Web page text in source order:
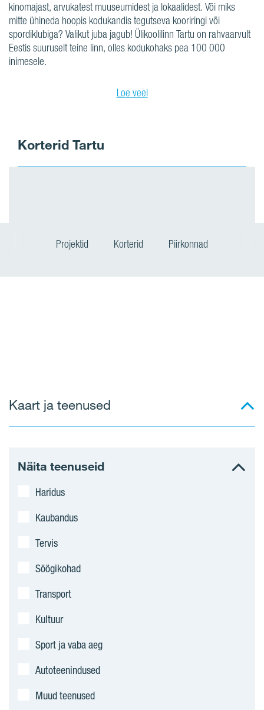
kinomajast, arvukatest muuseumidest ja lokaalidest. Või miks
mitte ühineda hoopis kodukandis tegutseva kooriringi või
spordiklubiga? Valikut juba jagub! Ülikoolilinn Tartu on rahvaarvult
Eestis suuruselt teine linn, olles kodukohaks pea 100 000
inimesele.
Loe veel
Korterid Tartu
Projektid Korterid Piirkonnad
Kaart ja teenused
Näita teenuseid
Haridus
Kaubandus
Tervis
Söögikohad
Transport
Kultuur
Sport ja vaba aeg
Autoteenindused
Muud teenused